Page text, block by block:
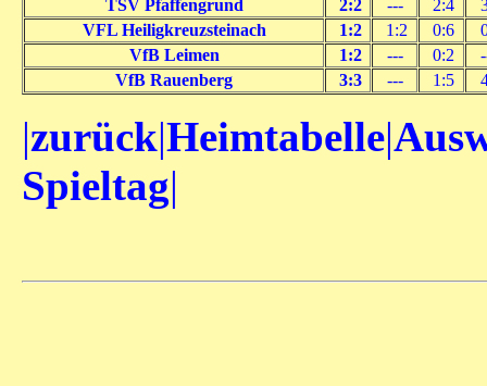
TSV Pfaffengrund 2:2 --- 2:4
VFL Heiligkreuzsteinach
1:2 1:2 0:6
VfB Leimen
1:2 --- 0:2
VfB Rauenberg
3:3 --- 1:5
|zurück|Heimtabelle|
Spieltag|